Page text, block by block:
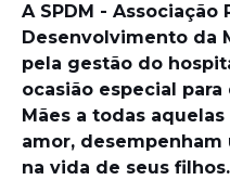
A SPDM - Associação
Desenvolvimento da
pela gestão do
ocasião especial
Mães a todas
amor,
na vida de seus